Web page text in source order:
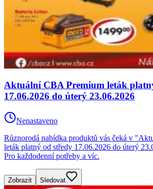
Aktuální CBA Premium leták
17.06.2026 do úterý 23.06.2026
Nenastaveno
Různorodá nabídka produktů vás čeká v
leták platný od středy 17.06.2026 do úterý
Pro každodenní potřeby a víc.
Zobrazit Sledovat